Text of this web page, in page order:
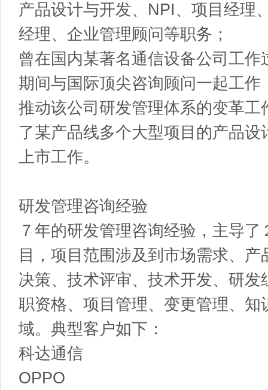
产品设计与开发、NPI、项目经理
经理、企业管理顾问等职务；
曾在国内某著名通信设备公司工
期间与国际顶尖咨询顾问一起工
推动该公司研发管理体系的变革
了某产品线多个大型项目的产品
上市工作。
研发管理咨询经验
７年的研发管理咨询经验，主导
目，项目范围涉及到市场需求、
决策、技术评审、技术开发、研
职资格、项目管理、变更管理、
域。典型客户如下：
科达通信
OPPO